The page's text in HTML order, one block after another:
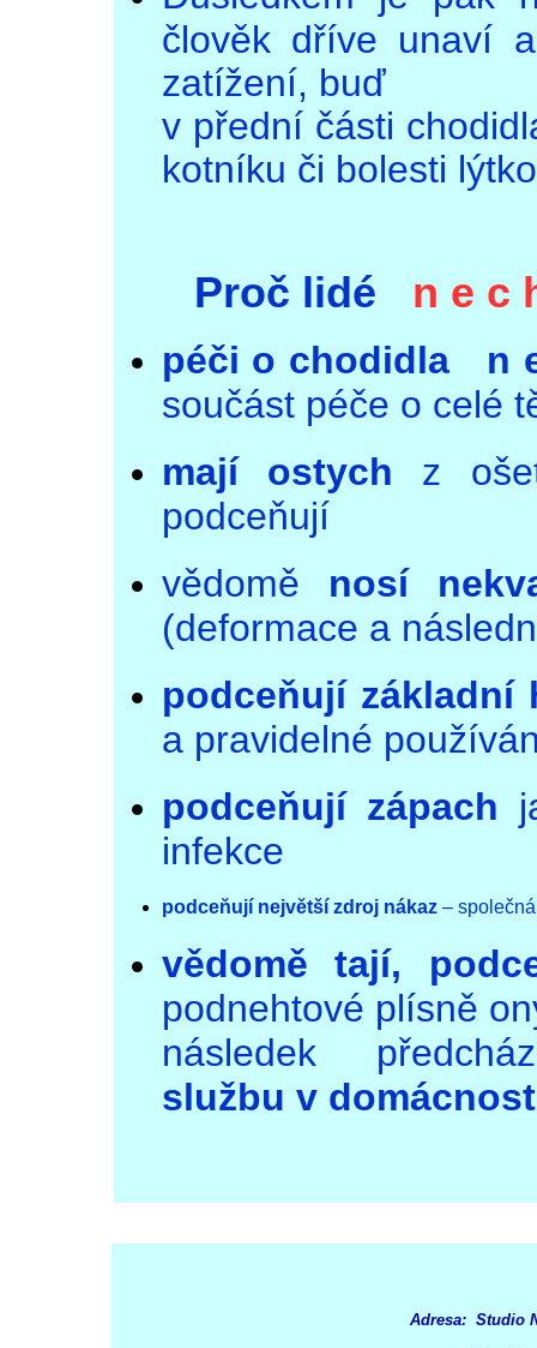
člověk dříve unaví
zatížení, buď
v přední části
kotníku či bolesti
Proč lidé n e c
péči o chodidla n
součást péče o celé
mají ostych z
podceňují
vědomě nosí
(deformace a
podceňují základní
a pravidelné
podceňují zápach
infekce
podceňují největší zdroj nákaz– společná
vědomě tají,
podnehtové plísně
následek
službu v
Adresa: Studio